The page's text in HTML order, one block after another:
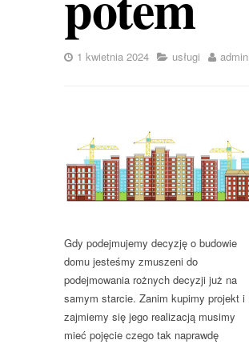
1 kwietnia 2024 usługi admin
Gdy podejmujemy decyzję o budowie
domu jesteśmy zmuszeni do
podejmowania rożnych decyzji już na
samym starcie. Zanim kupimy projekt i
zajmiemy się jego realizacją musimy
mieć pojęcie czego tak naprawdę